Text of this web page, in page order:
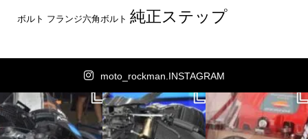
ボルト フランジ六角ボルト 純正ステップ
moto_rockman.INSTAGRAM